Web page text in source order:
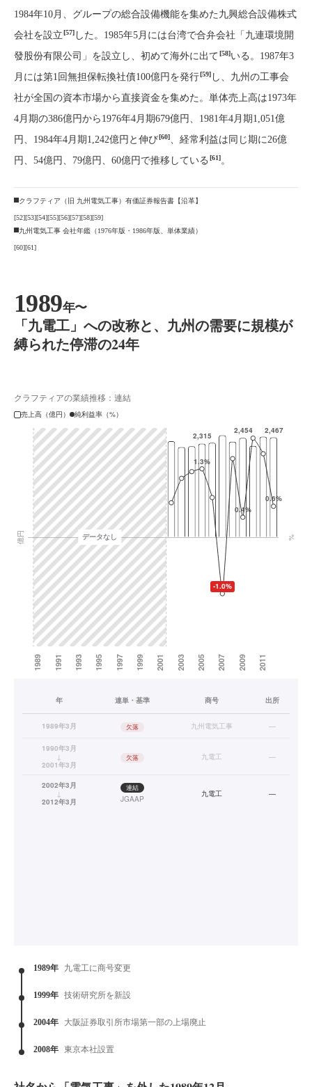
1984年10月、グループの総合設備機能を集めた九興総合設備株式
会社を設立[57] した。1985年5月には台湾で合弁会社「九連環境開
發股份有限公司」を設立し、初めて海外に出て[58]いる。1987年3
月には第1回無担保転換社債100億円を発行[59] し、九州の工事会
社が全国の資本市場から直接資金を集めた。単体売上高は1973年
4月期の386億円から1976年4月期679億円、1981年4月期1,051億
円、1984年4月期1,242億円と伸び[60]、経常利益は同じ期に26億
円、54億円、79億円、60億円で推移している [61]。
クラフティア（旧 九州電気工事）有価証券報告書【沿革】
[52][53][54][55][56][57][58][59]
九州電気工事 会社年鑑（1976年版・1986年版、単体業績）
[60][61]
1989年〜
「九電工」への改称と、九州の需要に規模が
縛られた停滞の24年
クラフティアの業績推移：連結
売上高（億円）
純利益率（%）
年 連単・基準 商号 出所
1989年3月 欠落 九州電気工事 —
1990年3月
↓
2001年3月
欠落 九電工 —
2002年3月
↓
2012年3月
連結
JGAAP
九電工 —
1989年 九電工に商号変更
1999年 技術研究所を新設
2004年 大阪証券取引所市場第一部の上場廃止
2008年 東京本社設置